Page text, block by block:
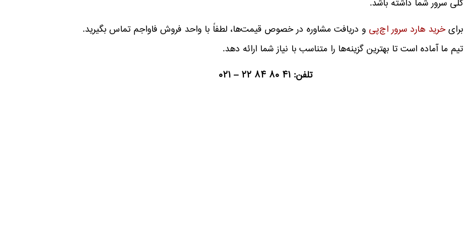
کلی سرور شما داشته باشد.
برایخرید هارد سرور اچ‌پی و دریافت مشاوره در خصوص قیمت‌ها، لطفاً با واحد فروش فاواجم تماس بگیرید.
تیم ما آماده است تا بهترین گزینه‌ها را متناسب با نیاز شما ارائه دهد.
تلفن: ۴۱ ۸۰ ۸۴ ۲۲ – ۰۲۱